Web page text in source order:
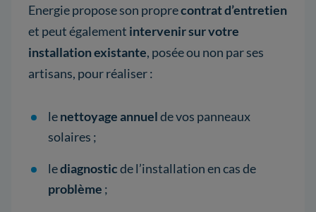
Energie propose son proprecontrat d’entretien
et peut également intervenir sur votre
installation existante, posée ou non par ses
artisans, pour réaliser :
lenettoyage annuelde vos panneaux
solaires ;
lediagnosticde l’installation en cas de
problème ;